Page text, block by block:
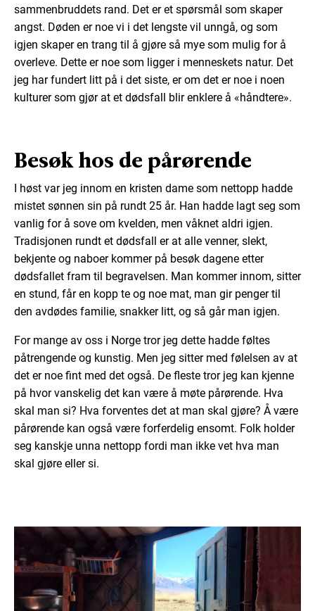
sammenbruddets rand. Det er et spørsmål som skaper
angst. Døden er noe vi i det lengste vil unngå, og som
igjen skaper en trang til å gjøre så mye som mulig for å
overleve. Dette er noe som ligger i menneskets natur. Det
jeg har fundert litt på i det siste, er om det er noe i noen
kulturer som gjør at et dødsfall blir enklere å «håndtere».
Besøk hos de pårørende
I høst var jeg innom en kristen dame som nettopp hadde
mistet sønnen sin på rundt 25 år. Han hadde lagt seg som
vanlig for å sove om kvelden, men våknet aldri igjen.
Tradisjonen rundt et dødsfall er at alle venner, slekt,
bekjente og naboer kommer på besøk dagene etter
dødsfallet fram til begravelsen. Man kommer innom, sitter
en stund, får en kopp te og noe mat, man gir penger til
den avdødes familie, snakker litt, og så går man igjen.
For mange av oss i Norge tror jeg dette hadde føltes
påtrengende og kunstig. Men jeg sitter med følelsen av at
det er noe fint med det også. De fleste tror jeg kan kjenne
på hvor vanskelig det kan være å møte pårørende. Hva
skal man si? Hva forventes det at man skal gjøre? Å være
pårørende kan også være forferdelig ensomt. Folk holder
seg kanskje unna nettopp fordi man ikke vet hva man
skal gjøre eller si.